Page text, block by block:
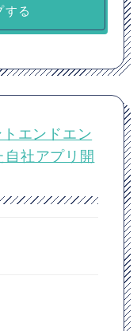
する
エンドエン
社アプリ開